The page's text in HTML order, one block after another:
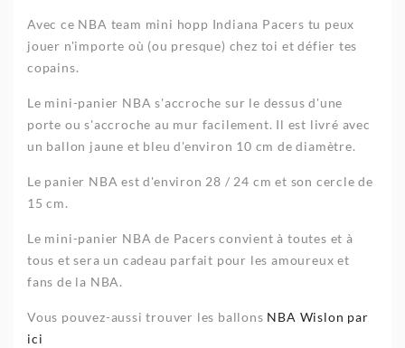
Avec ce NBA team mini hopp Indiana Pacers tu peux
jouer n'importe où (ou presque) chez toi et défier tes
copains.
Le mini-panier NBA s'accroche sur le dessus d'une
porte ou s'accroche au mur facilement. Il est livré avec
un ballon jaune et bleu d'environ 10 cm de diamètre.
Le panier NBA est d'environ 28 / 24 cm et son cercle de
15 cm.
Le mini-panier NBA de Pacers convient à toutes et à
tous et sera un cadeau parfait pour les amoureux et
fans de la NBA.
Vous pouvez-aussi trouver les ballons NBA Wislon par
ici